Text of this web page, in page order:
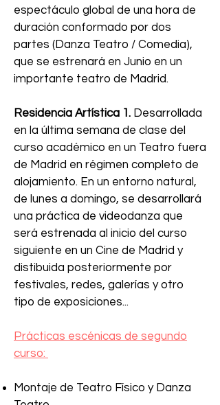
espectáculo global de una hora de
duración conformado por dos
partes (Danza Teatro / Comedia),
que se estrenará en Junio en un
importante teatro de Madrid.
Residencia Artística 1. Desarrollada
en la última semana de clase del
curso académico en un Teatro fuera
de Madrid en régimen completo de
alojamiento. En un entorno natural,
de lunes a domingo, se desarrollará
una práctica de videodanza que
será estrenada al inicio del curso
siguiente en un Cine de Madrid y
distibuida posteriormente por
festivales, redes, galerías y otro
tipo de exposiciones...
Prácticas escénicas de segundo
curso:
Montaje de Teatro Físico y Danza